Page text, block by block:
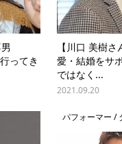
ってき
【川口 美樹
愛・結婚をサ
ではなく...
2021.09.20
パフォーマー /